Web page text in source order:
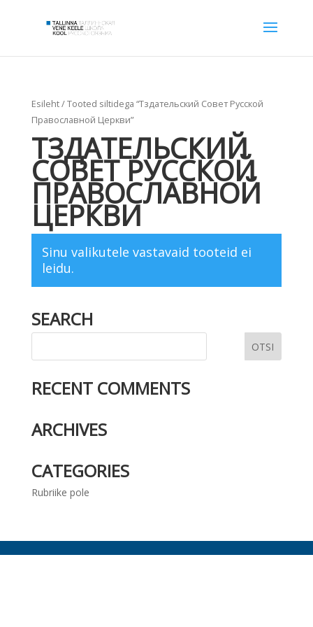
Esileht/ Tooted siltidega “Тздательский Совет Русской
Православной Церкви”
ТЗДАТЕЛЬСКИЙ
СОВЕТ РУССКОЙ
ПРАВОСЛАВНОЙ
ЦЕРКВИ
Sinu valikutele vastavaid tooteid ei
leidu.
SEARCH
RECENT COMMENTS
ARCHIVES
CATEGORIES
Rubriike pole